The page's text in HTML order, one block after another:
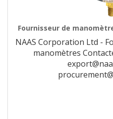
Fournisseur de
NAAS Corporation Ltd -
manomètres